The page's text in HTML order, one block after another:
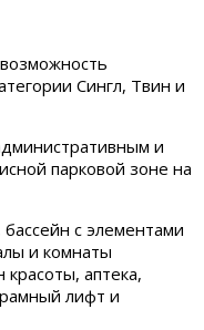
Сингл, Твин и
и
парковой зоне на
с элементами
и комнаты
красоты, аптека,
лифт и